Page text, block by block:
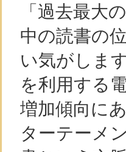
「過去最大
中の読書の
い気がしま
を利用する
増加傾向に
ターテーメ